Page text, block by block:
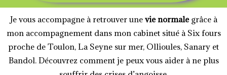
Je vous accompagne à retrouver une vie normalegrâce à
mon accompagnement dans mon cabinet situé à Six fours
proche de Toulon, La Seyne sur mer, Ollioules, Sanary et
Bandol. Découvrez comment je peux vous aider à ne plus